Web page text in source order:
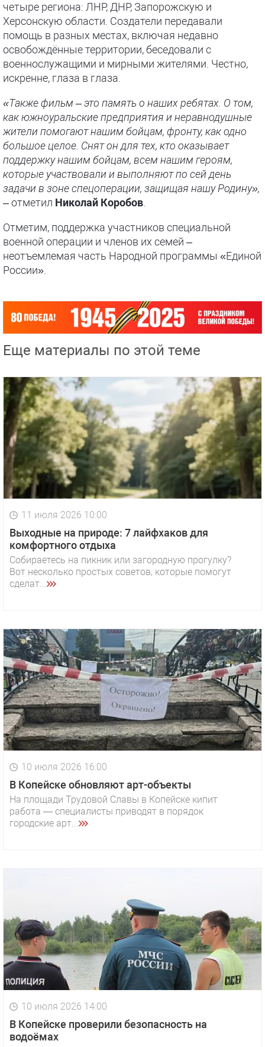
четыре региона: ЛНР, ДНР, Запорожскую и
Херсонскую области. Создатели передавали
помощь в разных местах, включая недавно
освобождённые территории, беседовали с
военнослужащими и мирными жителями. Честно,
искренне, глаза в глаза.
«Также фильм – это память о наших ребятах. О том,
как южноуральские предприятия и неравнодушные
жители помогают нашим бойцам, фронту, как одно
большое целое. Снят он для тех, кто оказывает
поддержку нашим бойцам, всем нашим героям,
которые участвовали и выполняют по сей день
задачи в зоне спецоперации, защищая нашу Родину»,
– отметил Николай Коробов
Отметим, поддержка участников специальной
военной операции и членов их семей –
неотъемлемая часть Народной программы «Единой
России».
Еще материалы по этой теме
11 июля 2026 10:00
Выходные на природе: 7 лайфхаков для
комфортного отдыха
Собираетесь на пикник или загородную прогулку?
Вот несколько простых советов, которые помогут
сделат...
10 июля 2026 16:00
В Копейске обновляют арт-объекты
На площади Трудовой Славы в Копейске кипит
работа — специалисты приводят в порядок
городские арт...
10 июля 2026 14:00
В Копейске проверили безопасность на
водоёмах